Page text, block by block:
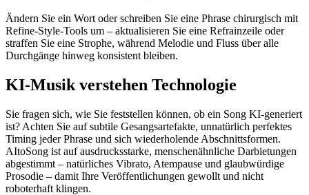
Ändern Sie ein Wort oder schreiben Sie eine Phrase chirurgisch mit
Refine-Style-Tools um – aktualisieren Sie eine Refrainzeile oder
straffen Sie eine Strophe, während Melodie und Fluss über alle
Durchgänge hinweg konsistent bleiben.
KI-Musik verstehen Technologie
Sie fragen sich, wie Sie feststellen können, ob ein Song KI-generiert
ist? Achten Sie auf subtile Gesangsartefakte, unnatürlich perfektes
Timing jeder Phrase und sich wiederholende Abschnittsformen.
AItoSong ist auf ausdrucksstarke, menschenähnliche Darbietungen
abgestimmt – natürliches Vibrato, Atempause und glaubwürdige
Prosodie – damit Ihre Veröffentlichungen gewollt und nicht
roboterhaft klingen.